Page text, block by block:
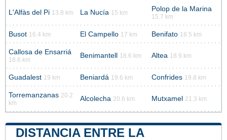
L'Alfàs del Pi 13.8 km La Nucía 15 km Polop de la Marina
15.7 km
Busot 16.4 km El Campello 17 km Benifato 18.5 km
Callosa de Ensarriá
18.6 km
Benimantell 18.6 km Altea 18.9 km
Guadalest 19 km Beniardá 19.6 km Confrides 19.8 km
Torremanzanas 20.2
km
Alcolecha 20.6 km Mutxamel 21.3 km
DISTANCIA ENTRE LA